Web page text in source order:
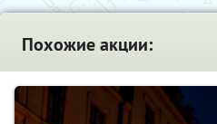
Похожие акции: